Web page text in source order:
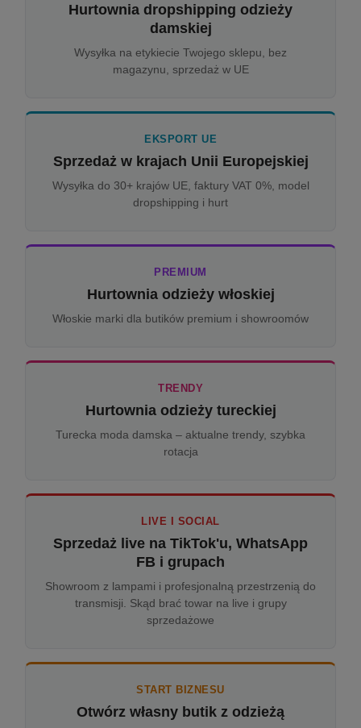
Hurtownia dropshipping odzieży
damskiej
Wysyłka na etykiecie Twojego sklepu, bez
magazynu, sprzedaż w UE
EKSPORT UE
Sprzedaż w krajach Unii Europejskiej
Wysyłka do 30+ krajów UE, faktury VAT 0%, model
dropshipping i hurt
PREMIUM
Hurtownia odzieży włoskiej
Włoskie marki dla butików premium i showroomów
TRENDY
Hurtownia odzieży tureckiej
Turecka moda damska – aktualne trendy, szybka
rotacja
LIVE I SOCIAL
Sprzedaż live na TikTok'u, WhatsApp
FB i grupach
Showroom z lampami i profesjonalną przestrzenią do
transmisji. Skąd brać towar na live i grupy
sprzedażowe
START BIZNESU
Otwórz własny butik z odzieżą